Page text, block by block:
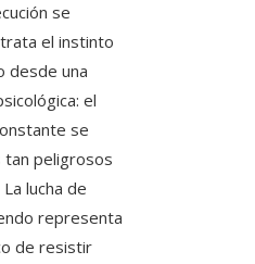
se
el instinto
desde una
el
se
tan peligrosos
lucha de
representa
de resistir